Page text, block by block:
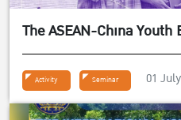
The ASEAN-China Youth
Activity Seminar 01